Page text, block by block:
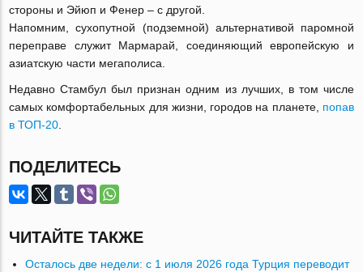
стороны и Эйюп и Фенер – с другой.
Напомним, сухопутной (подземной) альтернативой паромной
переправе служит Мармарай, соединяющий европейскую и
азиатскую части мегаполиса.
Недавно Стамбул был признан одним из лучших, в том числе
самых комфортабельных для жизни, городов на планете, попав
в ТОП-20
ПОДЕЛИТЕСЬ
ЧИТАЙТЕ ТАКЖЕ
Осталось две недели: с 1 июля 2026 года Турция переводит